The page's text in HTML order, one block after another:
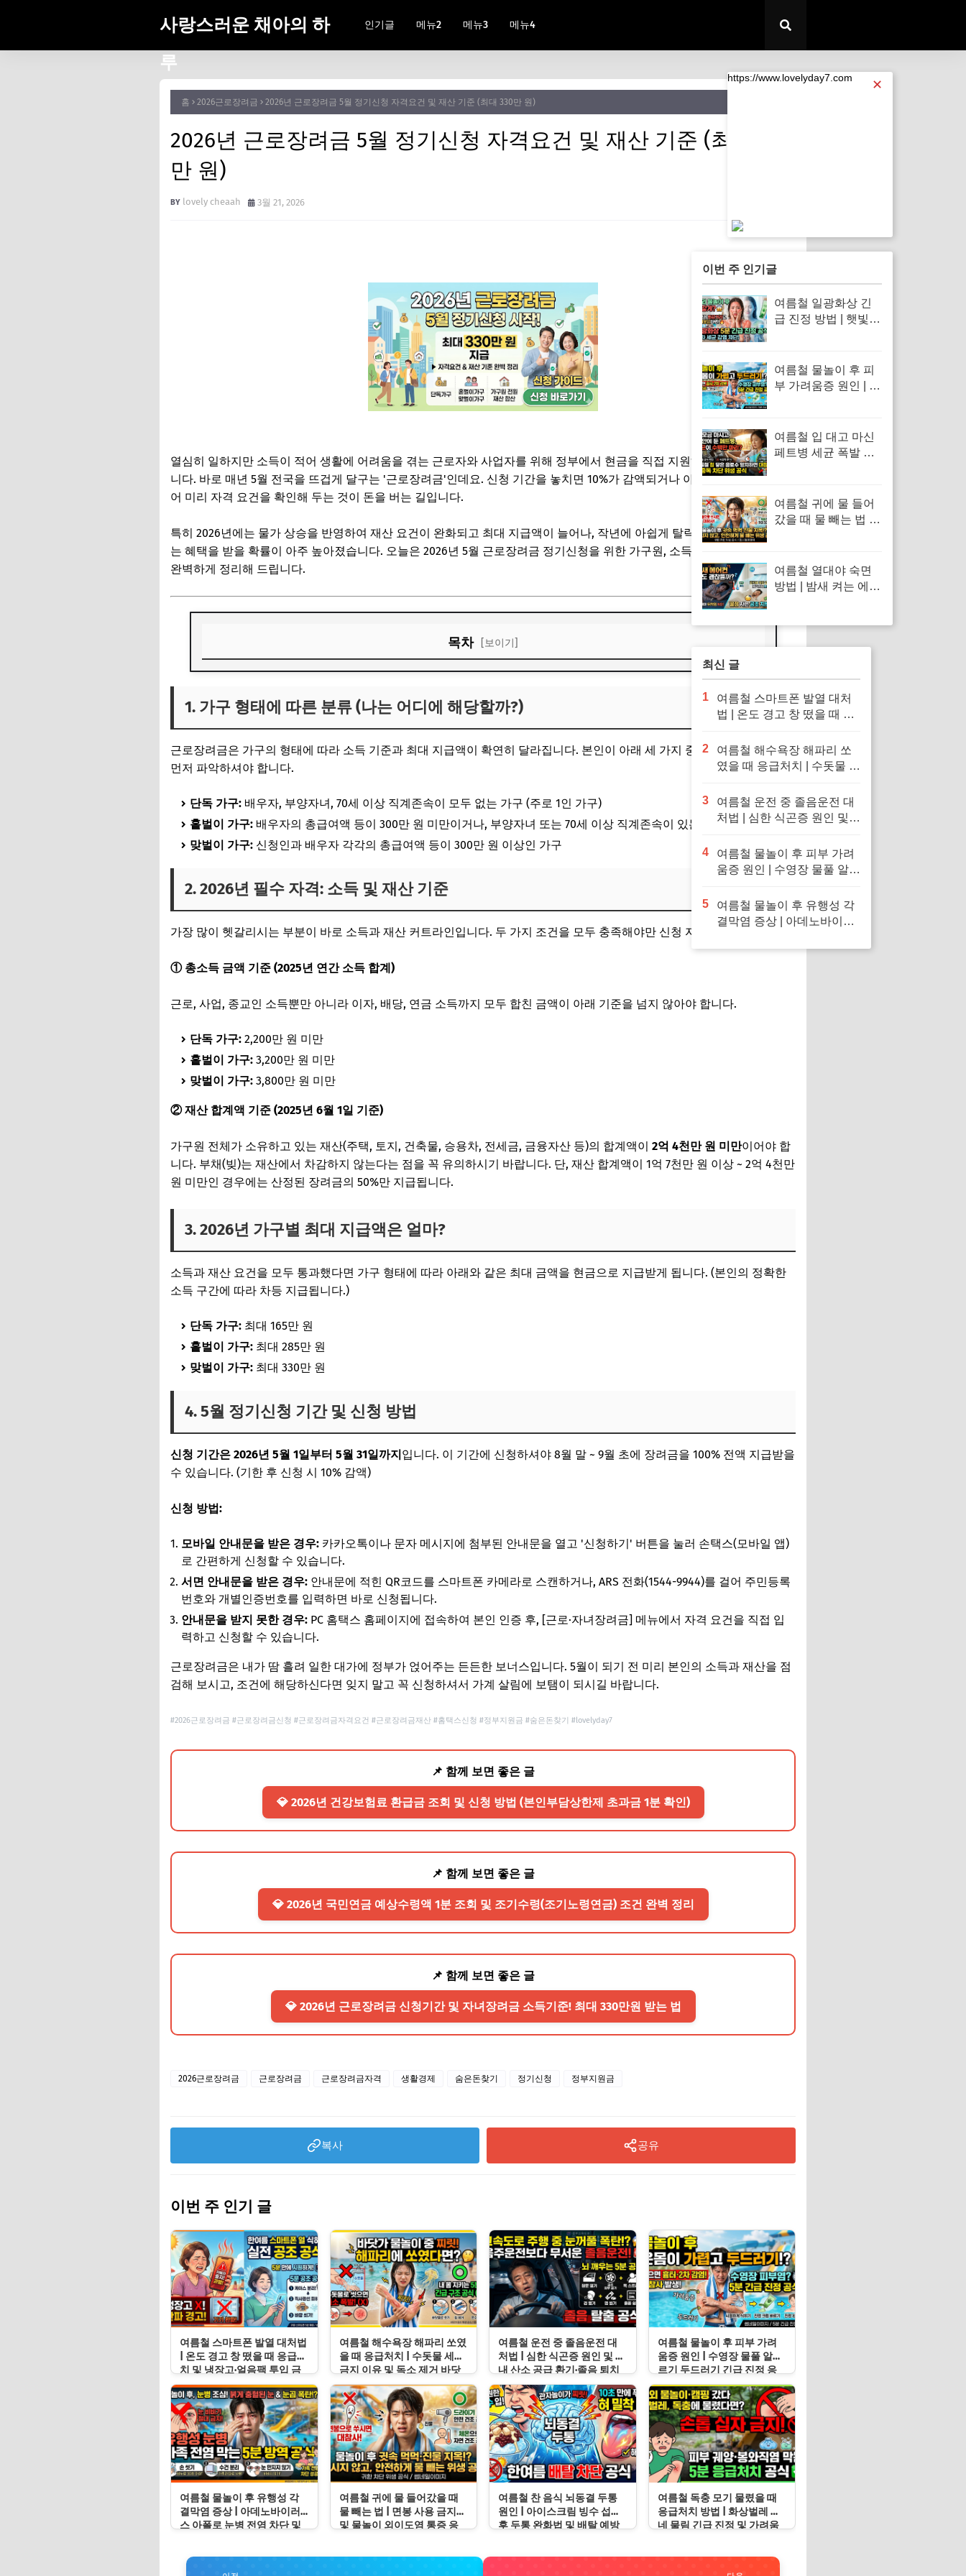
사랑스러운 채아의 하
루
인기글 메뉴2 메뉴3 메뉴4
홈 2026근로장려금 2026년 근로장려금 5월 정기신청 자격요건 및 재산 기준 (최대 330만 원)
2026년 근로장려금 5월 정기신청 자격요건 및 재산 기준 (최대 330
만 원)
lovely cheaah 3월 21, 2026
열심히 일하지만 소득이 적어 생활에 어려움을 겪는 근로자와 사업자를 위해 정부에서 현금을 직접 지원해 주는 제도가 있습
니다. 바로 매년 5월 전국을 뜨겁게 달구는 '근로장려금'인데요. 신청 기간을 놓치면 10%가 감액되거나 아예 받지 못할 수 있
어 미리 자격 요건을 확인해 두는 것이 돈을 버는 길입니다.
특히 2026년에는 물가 상승을 반영하여 재산 요건이 완화되고 최대 지급액이 늘어나, 작년에 아쉽게 탈락하셨던 분들도 올해
는 혜택을 받을 확률이 아주 높아졌습니다. 오늘은 2026년 5월 근로장려금 정기신청을 위한 가구원, 소득, 재산 기준 3가지를
완벽하게 정리해 드립니다.
목차 [보이기]
2. 2026년 필수 자격: 소득 및 재산 기준
4. 5월 정기신청 기간 및 신청 방법
1. 가구 형태에 따른 분류 (나는 어디에 해당할까?)
근로장려금은 가구의 형태에 따라 소득 기준과 최대 지급액이 확연히 달라집니다. 본인이 아래 세 가지 중 어디에 속하는지
먼저 파악하셔야 합니다.
단독 가구: 배우자, 부양자녀, 70세 이상 직계존속이 모두 없는 가구 (주로 1인 가구)
홑벌이 가구: 배우자의 총급여액 등이 300만 원 미만이거나, 부양자녀 또는 70세 이상 직계존속이 있는 가구 (외벌이)
맞벌이 가구: 신청인과 배우자 각각의 총급여액 등이 300만 원 이상인 가구
2. 2026년 필수 자격: 소득 및 재산 기준
가장 많이 헷갈리시는 부분이 바로 소득과 재산 커트라인입니다. 두 가지 조건을 모두 충족해야만 신청 자격이 주어집니다.
① 총소득 금액 기준 (2025년 연간 소득 합계)
근로, 사업, 종교인 소득뿐만 아니라 이자, 배당, 연금 소득까지 모두 합친 금액이 아래 기준을 넘지 않아야 합니다.
단독 가구: 2,200만 원 미만
홑벌이 가구: 3,200만 원 미만
맞벌이 가구: 3,800만 원 미만
② 재산 합계액 기준 (2025년 6월 1일 기준)
가구원 전체가 소유하고 있는 재산(주택, 토지, 건축물, 승용차, 전세금, 금융자산 등)의 합계액이 2억 4천만 원 미만이어야 합
니다. 부채(빚)는 재산에서 차감하지 않는다는 점을 꼭 유의하시기 바랍니다. 단, 재산 합계액이 1억 7천만 원 이상 ~ 2억 4천만
원 미만인 경우에는 산정된 장려금의 50%만 지급됩니다.
3. 2026년 가구별 최대 지급액은 얼마?
소득과 재산 요건을 모두 통과했다면 가구 형태에 따라 아래와 같은 최대 금액을 현금으로 지급받게 됩니다. (본인의 정확한
소득 구간에 따라 차등 지급됩니다.)
단독 가구: 최대 165만 원
홑벌이 가구: 최대 285만 원
맞벌이 가구: 최대 330만 원
4. 5월 정기신청 기간 및 신청 방법
신청 기간은 2026년 5월 1일부터 5월 31일까지입니다. 이 기간에 신청하셔야 8월 말 ~ 9월 초에 장려금을 100% 전액 지급받을
수 있습니다. (기한 후 신청 시 10% 감액)
신청 방법:
모바일 안내문을 받은 경우: 카카오톡이나 문자 메시지에 첨부된 안내문을 열고 '신청하기' 버튼을 눌러 손택스(모바일 앱)
로 간편하게 신청할 수 있습니다.
서면 안내문을 받은 경우: 안내문에 적힌 QR코드를 스마트폰 카메라로 스캔하거나, ARS 전화(1544-9944)를 걸어 주민등록
번호와 개별인증번호를 입력하면 바로 신청됩니다.
안내문을 받지 못한 경우: PC 홈택스 홈페이지에 접속하여 본인 인증 후, [근로·자녀장려금] 메뉴에서 자격 요건을 직접 입
력하고 신청할 수 있습니다.
근로장려금은 내가 땀 흘려 일한 대가에 정부가 얹어주는 든든한 보너스입니다. 5월이 되기 전 미리 본인의 소득과 재산을 점
검해 보시고, 조건에 해당하신다면 잊지 말고 꼭 신청하셔서 가계 살림에 보탬이 되시길 바랍니다.
#2026근로장려금 #근로장려금신청 #근로장려금자격요건 #근로장려금재산 #홈택스신청 #정부지원금 #숨은돈찾기 #lovelyday7
📌 함께 보면 좋은 글
💎 2026년 건강보험료 환급금 조회 및 신청 방법 (본인부담상한제 초과금 1분 확인)
📌 함께 보면 좋은 글
💎 2026년 국민연금 예상수령액 1분 조회 및 조기수령(조기노령연금) 조건 완벽 정리
📌 함께 보면 좋은 글
💎 2026년 근로장려금 신청기간 및 자녀장려금 소득기준! 최대 330만원 받는 법
2026근로장려금 근로장려금 근로장려금자격 생활경제 숨은돈찾기 정기신청 정부지원금
복사 공유
이번 주 인기 글
여름철 스마트폰 발열 대처법
| 온도 경고 창 떴을 때 응급처
치 및 냉장고·얼음팩 투입 금
지 이유
여름철 해수욕장 해파리 쏘였
을 때 응급처치 | 수돗물 세척
금지 이유 및 독소 제거 바닷
물 세척 수칙
여름철 운전 중 졸음운전 대
처법 | 심한 식곤증 원인 및 차
내 산소 공급 환기·졸음 퇴치
응급처치 수칙
여름철 물놀이 후 피부 가려
움증 원인 | 수영장 물풀 알레
르기 두드러기 긴급 진정 응
급처치 수칙
여름철 물놀이 후 유행성 각
결막염 증상 | 아데노바이러
스 아폴로 눈병 전염 차단 및
여름철 귀에 물 들어갔을 때
물 빼는 법 | 면봉 사용 금지
및 물놀이 외이도염 통증 응
여름철 찬 음식 뇌동결 두통
원인 | 아이스크림 빙수 섭취
후 두통 완화법 및 배탈 예방
여름철 독충 모기 물렸을 때
응급처치 방법 | 화상벌레 지
네 물림 긴급 진정 및 가려움
✕
https://www.lovelyday7.com
이번 주 인기글
여름철 일광화상 긴
급 진정 방법 | 햇빛에
관리 수칙
여름철 물놀이 후 피
부 가려움증 원인 | 수
응급처치 수칙
여름철 입 대고 마신
페트병 세균 폭발 위
수칙
여름철 귀에 물 들어
갔을 때 물 빼는 법 |
응급처치 수칙
여름철 열대야 숙면
방법 | 밤새 켜는 에어
최신 글
1
여름철 스마트폰 발열 대처
법 | 온도 경고 창 떴을 때 응
입 금지 이유
2
여름철 해수욕장 해파리 쏘
였을 때 응급처치 | 수돗물 세
닷물 세척 수칙
3
여름철 운전 중 졸음운전 대
처법 | 심한 식곤증 원인 및
퇴치 응급처치 수칙
4
여름철 물놀이 후 피부 가려
움증 원인 | 수영장 물풀 알레
급처치 수칙
5
여름철 물놀이 후 유행성 각
결막염 증상 | 아데노바이러
눈 충혈 응급처치 수칙